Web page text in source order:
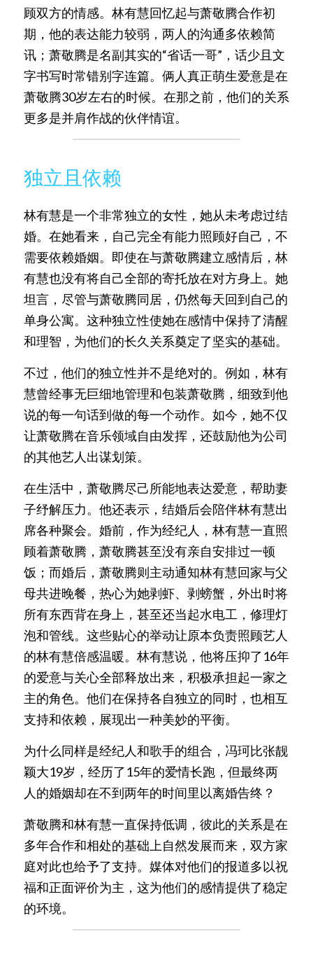
顾双方的情感。林有慧回忆起与萧敬腾合作初
期，他的表达能力较弱，两人的沟通多依赖简
讯；萧敬腾是名副其实的“省话一哥”，话少且文
字书写时常错别字连篇。俩人真正萌生爱意是在
萧敬腾30岁左右的时候。在那之前，他们的关系
更多是并肩作战的伙伴情谊。
独立且依赖
林有慧是一个非常独立的女性，她从未考虑过结
婚。在她看来，自己完全有能力照顾好自己，不
需要依赖婚姻。即使在与萧敬腾建立感情后，林
有慧也没有将自己全部的寄托放在对方身上。她
坦言，尽管与萧敬腾同居，仍然每天回到自己的
单身公寓。这种独立性使她在感情中保持了清醒
和理智，为他们的长久关系奠定了坚实的基础。
不过，他们的独立性并不是绝对的。例如，林有
慧曾经事无巨细地管理和包装萧敬腾，细致到他
说的每一句话到做的每一个动作。如今，她不仅
让萧敬腾在音乐领域自由发挥，还鼓励他为公司
的其他艺人出谋划策。
在生活中，萧敬腾尽己所能地表达爱意，帮助妻
子纾解压力。他还表示，结婚后会陪伴林有慧出
席各种聚会。婚前，作为经纪人，林有慧一直照
顾着萧敬腾，萧敬腾甚至没有亲自安排过一顿
饭；而婚后，萧敬腾则主动通知林有慧回家与父
母共进晚餐，热心为她剥虾、剥螃蟹，外出时将
所有东西背在身上，甚至还当起水电工，修理灯
泡和管线。这些贴心的举动让原本负责照顾艺人
的林有慧倍感温暖。林有慧说，他将压抑了16年
的爱意与关心全部释放出来，积极承担起一家之
主的角色。他们在保持各自独立的同时，也相互
支持和依赖，展现出一种美妙的平衡。
为什么同样是经纪人和歌手的组合，冯珂比张靓
颖大19岁，经历了15年的爱情长跑，但最终两
人的婚姻却在不到两年的时间里以离婚告终？
萧敬腾和林有慧一直保持低调，彼此的关系是在
多年合作和相处的基础上自然发展而来，双方家
庭对此也给予了支持。媒体对他们的报道多以祝
福和正面评价为主，这为他们的感情提供了稳定
的环境。